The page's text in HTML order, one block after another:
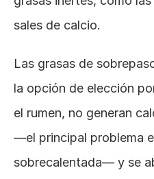
sales de calcio.
Las grasas de
la opción de elección
el rumen, no generan
—el principal problema
sobrecalentada— y se